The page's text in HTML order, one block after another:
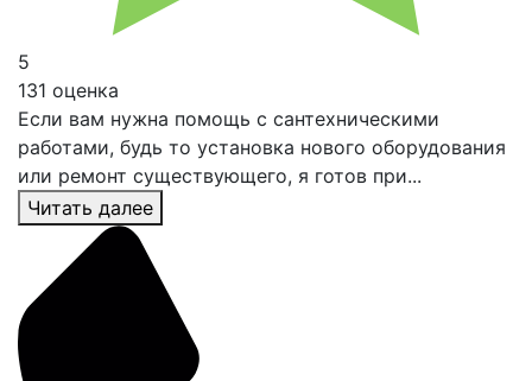
5
131 оценка
Если вам нужна помощь с сантехническими
работами, будь то установка нового оборудования
или ремонт существующего, я готов при...
Читать далее